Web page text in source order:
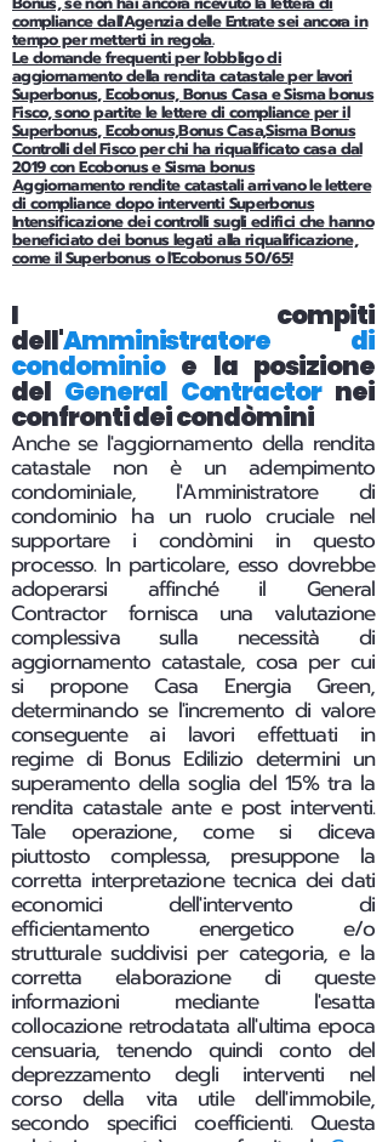
compliance dall'Agenzia delle Entrate sei ancora in
tempo per metterti in regola.
Le domande frequenti per l'obbligo di
aggiornamento della rendita catastale per lavori
Superbonus, Ecobonus, Bonus Casa e Sisma bonus
Fisco, sono partite le lettere di compliance per il
Superbonus, Ecobonus,Bonus Casa,Sisma Bonus
Controlli del Fisco per chi ha riqualificato casa dal
2019 con Ecobonus e Sisma bonus
Aggiornamento rendite catastali arrivano le lettere
di compliance dopo interventi Superbonus
Intensificazione dei controlli sugli edifici che hanno
beneficiato dei bonus legati alla riqualificazione,
come il Superbonus o l'Ecobonus 50/65!
I compiti
dell'Amministratore di
condominioe la posizione
del General Contractornei
confronti dei condòmini
Anche se l'aggiornamento della rendita
catastale non è un adempimento
condominiale, l'Amministratore di
condominio ha un ruolo cruciale nel
supportare i condòmini in questo
processo. In particolare, esso dovrebbe
adoperarsi affinché il General
Contractor fornisca una valutazione
complessiva sulla necessità di
aggiornamento catastale, cosa per cui
si propone Casa Energia Green,
determinando se l'incremento di valore
conseguente ai lavori effettuati in
regime di Bonus Edilizio determini un
superamento della soglia del 15% tra la
rendita catastale ante e post interventi.
Tale operazione, come si diceva
piuttosto complessa, presuppone la
corretta interpretazione tecnica dei dati
economici dell'intervento di
efficientamento energetico e/o
strutturale suddivisi per categoria, e la
corretta elaborazione di queste
informazioni mediante l'esatta
collocazione retrodatata all'ultima epoca
censuaria, tenendo quindi conto del
deprezzamento degli interventi nel
corso della vita utile dell'immobile,
secondo specifici coefficienti. Questa